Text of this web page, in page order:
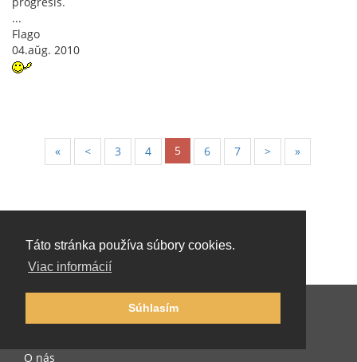
Táto stránka používa súbory cookies.
Viac informácií
Súhlasím
...
Flago
04.aŭg. 2010
« < 3 4 5 6 7 > »
Slovenčina
O nás